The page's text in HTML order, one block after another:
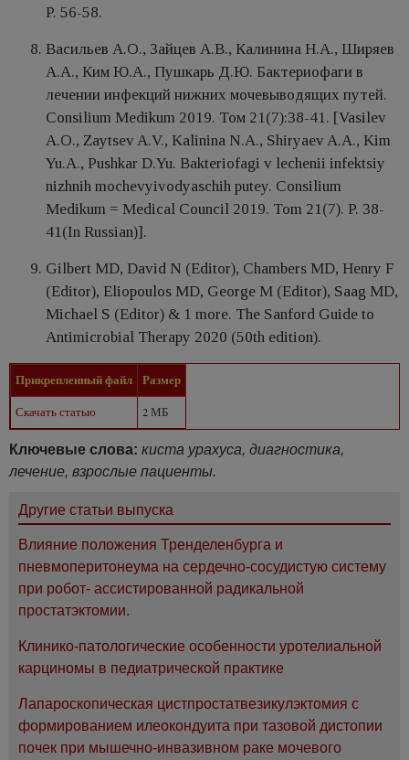
P. 56-58.
Васильев А.О., Зайцев А.В., Калинина Н.А., Ширяев
А.А., Ким Ю.А., Пушкарь Д.Ю. Бактериофаги в
лечении инфекций нижних мочевыводящих путей.
Consilium Medikum 2019. Том 21(7):38-41. [Vasilev
A.O., Zaytsev A.V., Kalinina N.A., Shiryaev A.A., Kim
Yu.A., Pushkar D.Yu. Bakteriofagi v lechenii infektsiy
nizhnih mochevyivodyaschih putey. Consilium
Medikum = Medical Council 2019. Tom 21(7). P. 38-
41(In Russian)].
Gilbert MD, David N (Editor), Chambers MD, Henry F
(Editor), Eliopoulos MD, George M (Editor), Saag MD,
Michael S (Editor) & 1 more. The Sanford Guide to
Antimicrobial Therapy 2020 (50th edition).
Прикрепленный файл
Размер
Скачать статью
2 МБ
Ключевые слова: киста урахуса, диагностика,
лечение, взрослые пациенты.
Другие статьи выпуска
Влияние положения Тренделенбурга и
пневмоперитонеума на сердечно-сосудистую систему
при робот- ассистированной радикальной
простатэктомии.
Клинико-патологические особенности уротелиальной
карциномы в педиатрической практике
Лапароскопическая цистпростатвезикулэктомия с
формированием илеокондуита при тазовой дистопии
почек при мышечно-инвазивном раке мочевого